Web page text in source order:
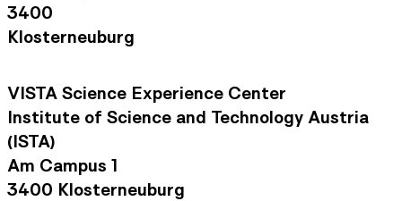
3400
Klosterneuburg
VISTA Science Experience Center
Institute of Science and Technology Austria
(ISTA)
Am Campus 1
3400 Klosterneuburg